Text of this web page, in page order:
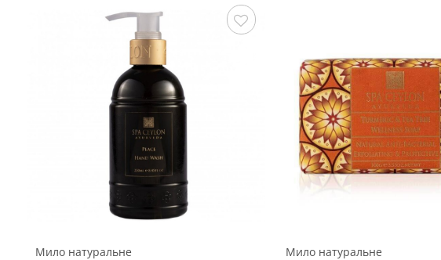
Мило натуральне Мило натуральне